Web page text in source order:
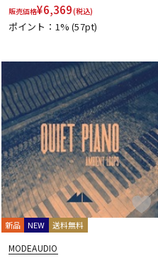
販売価格¥6,369(税込)
ポイント：1%(57pt)
新品 NEW 送料無料
MODEAUDIO